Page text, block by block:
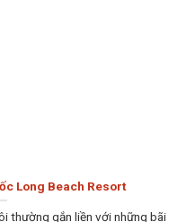
Long Beach Resort
thường gắn liền với những bãi